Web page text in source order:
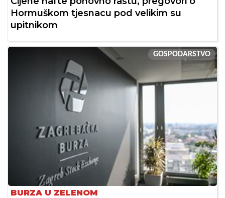
Hormuškom tjesnacu pod velikim su
upitnikom
GOSPODARSTVO
BURZA U ZELENOM